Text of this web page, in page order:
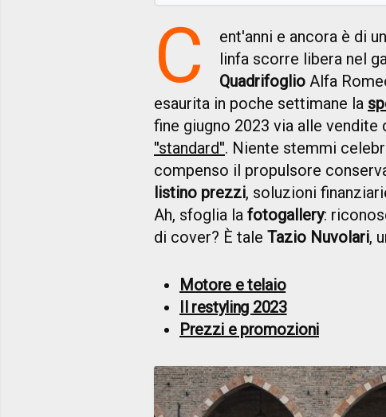
C
ent'anni e ancora è di
linfa scorre libera nel
Quadrifoglio Alfa
esaurita in poche settimane la
fine giugno 2023 via alle vendite
''standard''. Niente stemmi
compenso il propulsore
listino prezzi, soluzioni
Ah, sfoglia la fotogallery:
di cover? È tale Tazio Nuvolari,
Motore e telaio
Il restyling 2023
Prezzi e promozioni